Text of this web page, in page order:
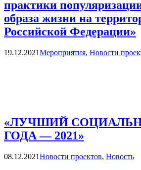
практики
образа жизни на
Российской Федерации»
19.12.2021Categories
Мероприятия, Новости
«ЛУЧШИЙ
ГОДА — 2021»
08.12.2021Categories
Новости проектов, Новость